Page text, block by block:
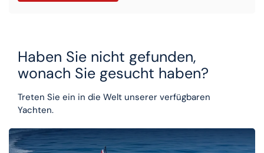
Haben Sie nicht gefunden,
wonach Sie gesucht haben?
Treten Sie ein in die Welt unserer verfügbaren
Yachten.